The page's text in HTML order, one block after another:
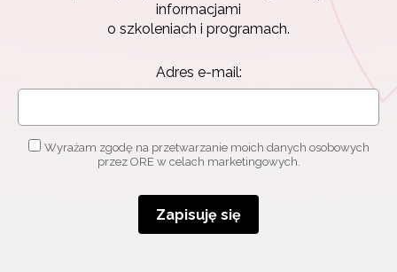
informacjami
o szkoleniach i programach.
Adres e-mail:
Wyrażam zgodę na przetwarzanie moich danych osobowych
przez ORE w celach marketingowych.
Zapisuję się
Newsletter ORE
o szkoleniach i programach.